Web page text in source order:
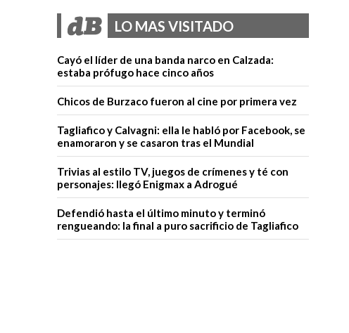
LO MAS VISITADO
Cayó el líder de una banda narco en Calzada:
estaba prófugo hace cinco años
Chicos de Burzaco fueron al cine por primera vez
Tagliafico y Calvagni: ella le habló por Facebook, se
enamoraron y se casaron tras el Mundial
Trivias al estilo TV, juegos de crímenes y té con
personajes: llegó Enigmax a Adrogué
Defendió hasta el último minuto y terminó
rengueando: la final a puro sacrificio de Tagliafico